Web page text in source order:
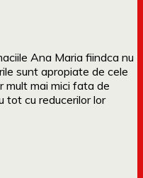
Ana Maria fiindca nu
sunt apropiate de cele
mult mai mici fata de
tot cu reducerilor lor